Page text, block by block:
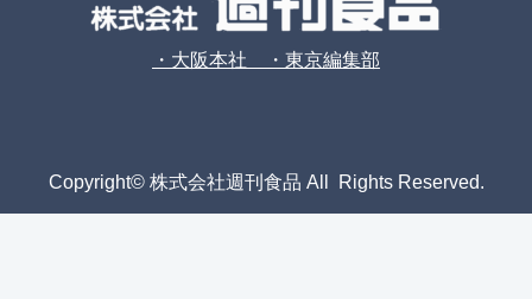
・大阪本社 ・東京編集部
Copyright© 株式会社週刊食品 All Rights Reserved.